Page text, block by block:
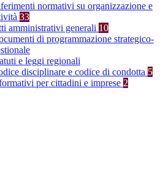
normativi su organizzazione e
33
amministrativi generali 10
di programmazione strategico-
e leggi regionali
disciplinare e codice di condotta 5
per cittadini e imprese 2